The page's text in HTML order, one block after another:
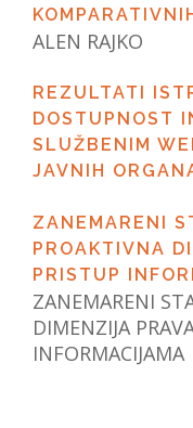
ALEN RAJKO
REZULTATI
DOSTUPNOST
SLUŽBENIM
JAVNIH
ZANEMARENI
PROAKTIVNA
PRISTUP
ZANEMARENI
DIMENZIJA
INFORMACIJAMA